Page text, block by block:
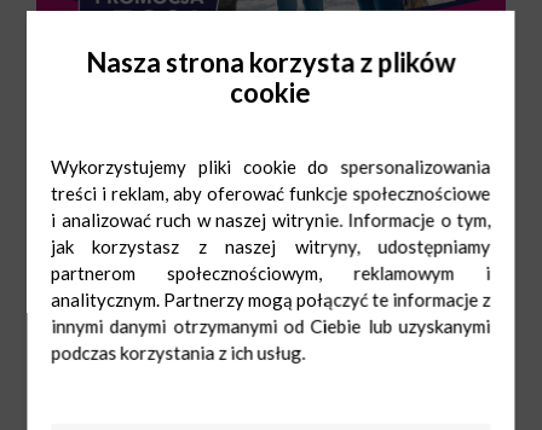
Pralnia EBS
Nasza strona korzysta z plików
cookie
Wykorzystujemy pliki cookie do spersonalizowania
treści i reklam, aby oferować funkcje społecznościowe
i analizować ruch w naszej witrynie. Informacje o tym,
jak korzystasz z naszej witryny, udostępniamy
partnerom społecznościowym, reklamowym i
analitycznym. Partnerzy mogą połączyć te informacje z
innymi danymi otrzymanymi od Ciebie lub uzyskanymi
podczas korzystania z ich usług.